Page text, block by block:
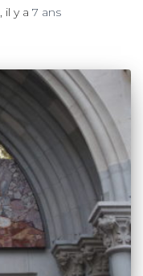
, il y a 7 ans